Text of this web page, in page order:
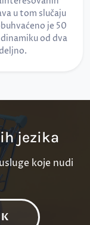
u tom slučaju
je 50
od dva
jezika
koje nudi